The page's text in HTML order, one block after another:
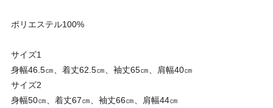
ポリエステル100%
サイズ1
身幅46.5㎝、着丈62.5㎝、袖丈65㎝、肩幅40㎝
サイズ2
身幅50㎝、着丈67㎝、袖丈66㎝、肩幅44㎝